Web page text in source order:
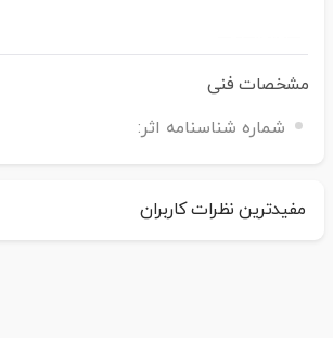
اگر برای خرید تمایل به عضویت در سایت ندارید،
مشخصات فنی
شماره شناسنامه اثر:
مفیدترین نظرات کاربران